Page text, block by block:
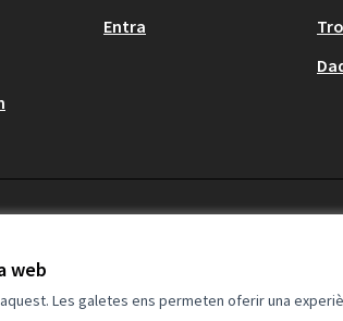
web
Les galetes ens permeten oferir una
Entra